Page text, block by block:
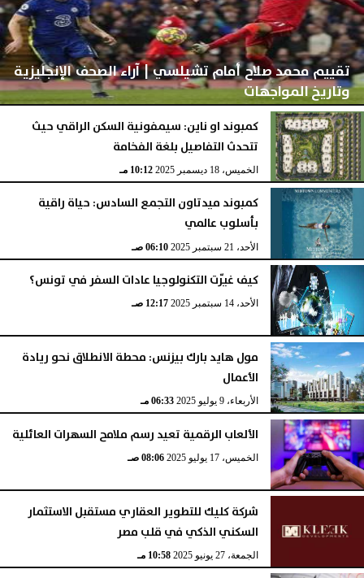
تقييم محمد صلاح أمام تشيلسي | آراء الصحف الإنجليزية
وتاريخ المواجهات
الثلاثاء، 6 مايو 2025 01:52 صـ
كمبوند او ناين: سيمفونية السكن الراقي حيث
تتحدث التفاصيل بلغة الفخامة
الخميس، 18 ديسمبر 2025 10:12 مـ
كمبوند ميدتاون التجمع السادس: حياة راقية
بأسلوب عالمي
الأحد، 21 سبتمبر 2025 06:10 صـ
كيف غيّرت التكنولوجيا عادات السفر في تونس؟
الأحد، 14 سبتمبر 2025 12:17 صـ
مول هايد بارك بيزنس: محطة الانطلاق نحو ريادة
الأعمال
الأربعاء، 9 يوليو 2025 06:33 مـ
الألعاب الرقمية تعيد رسم ملامح السهرات العائلية
الخميس، 17 يوليو 2025 08:06 صـ
شركة كليك للتطوير العقاري مستقبل الاستثمار
السكني الذكي في قلب مصر
الجمعة، 27 يونيو 2025 10:58 مـ